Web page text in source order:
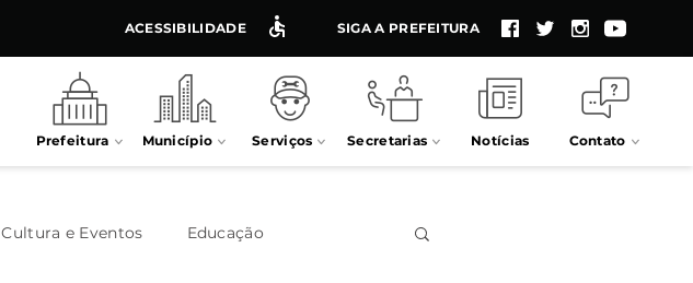
ACESSIBILIDADE SIGA A PREFEITURA
Prefeitura Município Serviços Secretarias Notícias Contato
Cultura e Eventos Educação